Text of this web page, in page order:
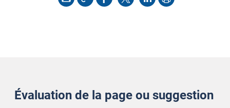
Évaluation de la page ou suggestion